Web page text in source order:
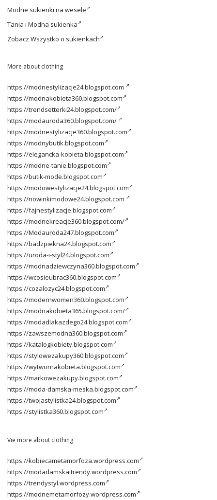
Modne sukienki na wesele
Tania i Modna sukienka
Zobacz Wszystko o sukienkach
More about clothing
https://modnestylizacje24.blogspot.com
https://modnakobieta360.blogspot.com
https://trendsetterki24.blogspot.com/
https://modauroda360.blogspot.com/
https://modnestylizacje360.blogspot.com
https://modnybutik.blogspot.com
https://elegancka-kobieta.blogspot.com
https://modne-tanie.blogspot.com
https://butik-mode.blogspot.com
https://modowestylizacje24.blogspot.com
https://nowinkimodowe24.blogspot.com
https://fajnestylizacje.blogspot.com
https://modnekreacje360.blogspot.com/
https://Modauroda247.blogspot.com
https://badzpiekna24.blogspot.com
https://uroda-i-styl24.blogspot.com
https://modnadziewczyna360.blogspot.com
https://wcosieubrac360.blogspot.com
https://cozalozyc24.blogspot.com
https://modernwomen360.blogspot.com
https://modnakobieta365.blogspot.com/
https://modadlakazdego24.blogspot.com
https://zawszemodna360.blogspot.com
https://katalogkobiety.blogspot.com
https://stylowezakupy360.blogspot.com
https://wytwornakobieta.blogspot.com
https://markowezakupy.blogspot.com
https://moda-damska-meska.blogspot.com
https://twojastylistka24.blogspot.com
https://stylistka360.blogspot.com
Vie more about clothing
https://kobiecametamorfoza.wordpress.com
https://modadamskaitrendy.wordpress.com
https://trendystyl.wordpress.com
https://modnemetamorfozy.wordpress.com